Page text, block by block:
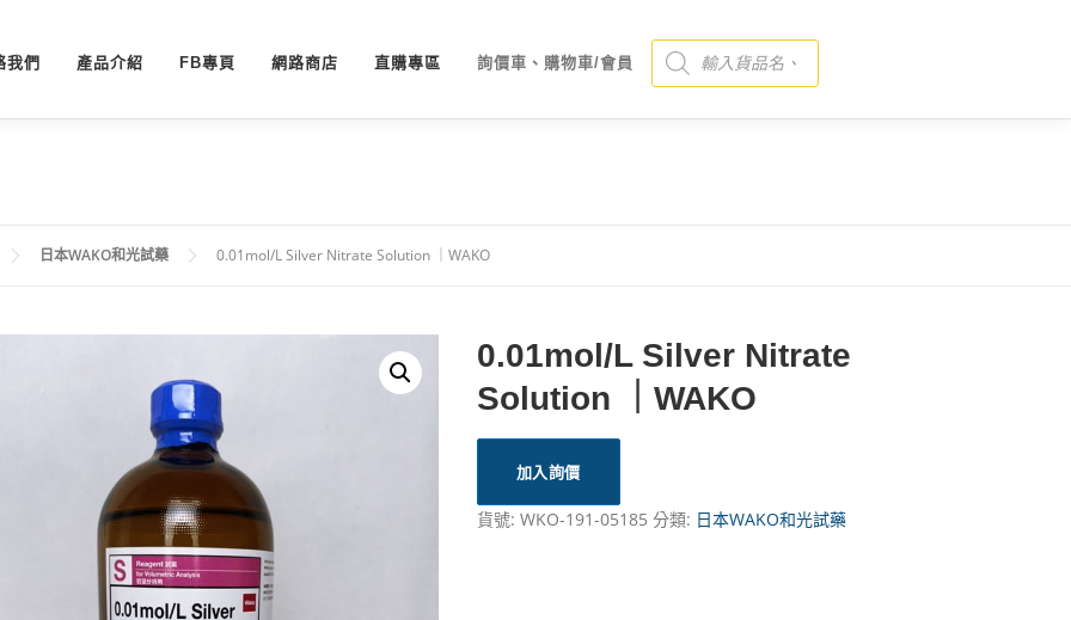
我們 產品介紹 FB專頁 網路商店 直購專區 詢價車、購物車/會員
Products search
日本WAKO和光試藥 0.01mol/L Silver Nitrate Solution ｜WAKO
0.01mol/L Silver Nitrate
Solution ｜WAKO
加入詢價
貨號: WKO-191-05185 分類: 日本WAKO和光試藥